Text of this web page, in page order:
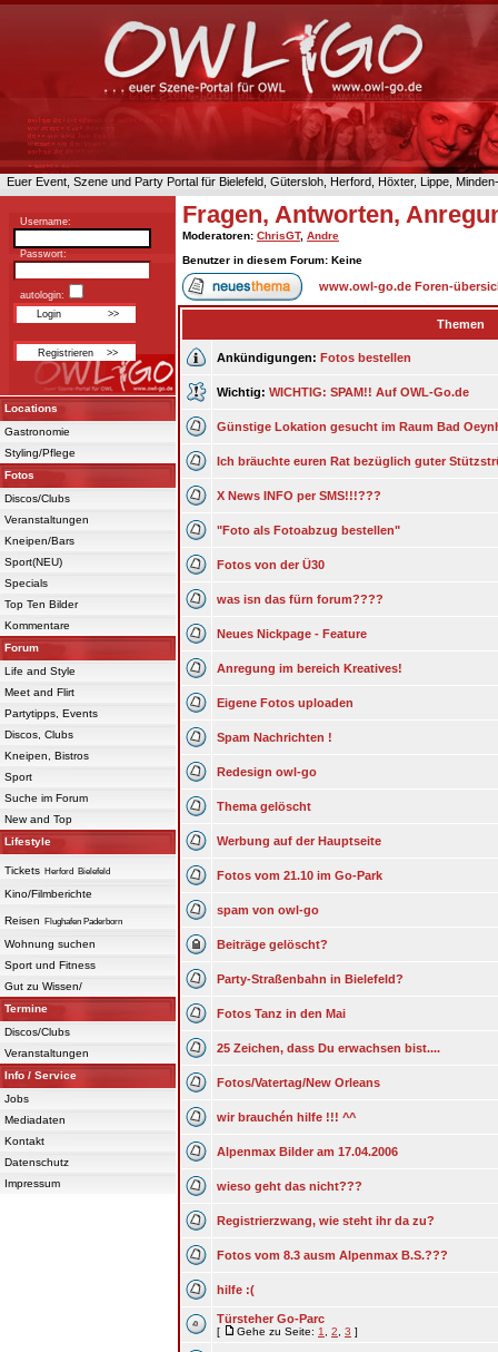
Euer Event, Szene und Party Portal für Bielefeld, Gütersloh, Herford, Höxter, Lippe,
Username:
Passwort:
autologin:
Locations
Gastronomie
Styling/Pflege
Fotos
Discos/Clubs
Veranstaltungen
Kneipen/Bars
Sport(NEU)
Specials
Top Ten Bilder
Kommentare
Forum
Life and Style
Meet and Flirt
Partytipps, Events
Discos, Clubs
Kneipen, Bistros
Sport
Suche im Forum
New and Top
Lifestyle
Tickets Herford Bielefeld
Kino/Filmberichte
Reisen Flughafen Paderborn
Wohnung suchen
Sport und Fitness
Gut zu Wissen/
Termine
Discos/Clubs
Veranstaltungen
Info / Service
Jobs
Mediadaten
Kontakt
Datenschutz
Impressum
Fragen, Antworten,
Moderatoren: ChrisGT, Andre
Benutzer in diesem Forum: Keine
www.owl-go.de Foren-
Themen
Ankündigungen: Fotos bestellen
Wichtig: WICHTIG: SPAM!! Auf OWL-Go.de
Günstige Lokation gesucht im Raum Bad
Ich bräuchte euren Rat bezüglich guter
X News INFO per SMS!!!???
"Foto als Fotoabzug bestellen"
Fotos von der Ü30
was isn das fürn forum????
Neues Nickpage - Feature
Anregung im bereich Kreatives!
Eigene Fotos uploaden
Spam Nachrichten !
Redesign owl-go
Thema gelöscht
Werbung auf der Hauptseite
Fotos vom 21.10 im Go-Park
spam von owl-go
Beiträge gelöscht?
Party-Straßenbahn in Bielefeld?
Fotos Tanz in den Mai
25 Zeichen, dass Du erwachsen bist....
Fotos/Vatertag/New Orleans
wir brauchén hilfe !!! ^^
Alpenmax Bilder am 17.04.2006
wieso geht das nicht???
Registrierzwang, wie steht ihr da zu?
Fotos vom 8.3 ausm Alpenmax B.S.???
hilfe :(
Türsteher Go-Parc
[ Gehe zu Seite: 1 2 3 ]